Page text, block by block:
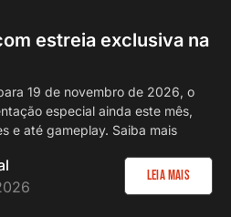
estreia exclusiva na
19 de novembro de 2026, o
especial ainda este mês,
e até gameplay. Saiba mais
Leia Mais